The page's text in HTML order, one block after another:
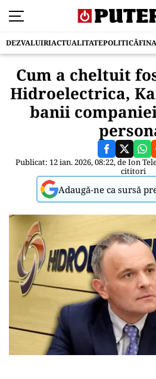
DEZVALUIRIACTUALITATEPOLITICĂ
Cum a cheltuit
Hidroelectrica,
banii
Publicat: 12 ian. 2026, 08:22, deIon
cititori
Adaugă-ne ca sursă